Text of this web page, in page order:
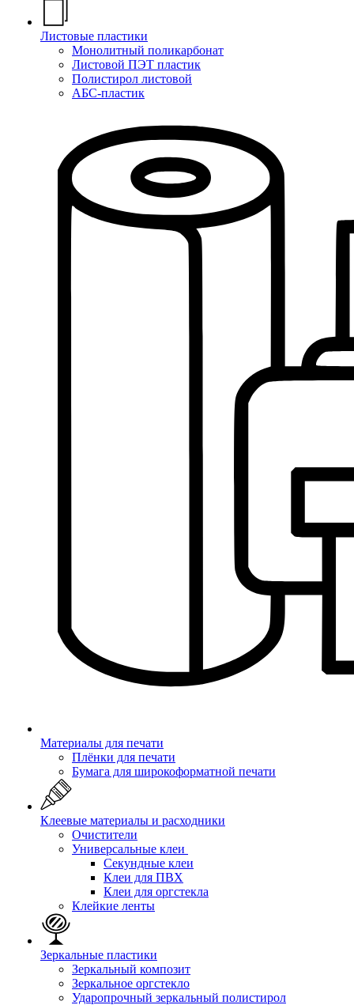
Листовые пластики
Монолитный поликарбонат
Листовой ПЭТ пластик
Полистирол листовой
АБС-пластик
Материалы для печати
Плёнки для печати
Бумага для широкоформатной печати
Клеевые материалы и расходники
Очистители
Универсальные клеи
Секундные клеи
Клеи для ПВХ
Клеи для оргстекла
Клейкие ленты
Зеркальные пластики
Зеркальный композит
Зеркальное оргстекло
Ударопрочный зеркальный полистирол